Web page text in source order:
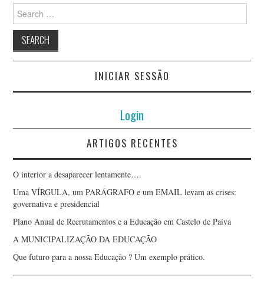
Search
for:
INICIAR SESSÃO
Login
ARTIGOS RECENTES
O interior a desaparecer lentamente….
Uma VÍRGULA, um PARÁGRAFO e um EMAIL levam as crises:
governativa e presidencial
Plano Anual de Recrutamentos e a Educação em Castelo de Paiva
A MUNICIPALIZAÇÃO DA EDUCAÇÃO
Que futuro para a nossa Educação ? Um exemplo prático.